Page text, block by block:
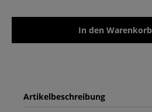
In den Warenkorb
Artikelbeschreibung